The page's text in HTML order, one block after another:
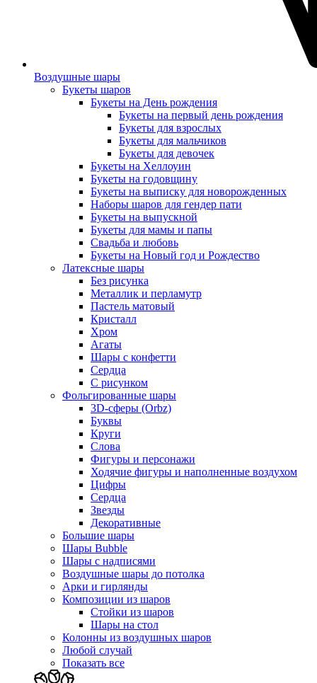
Воздушные шары
Букеты шаров
Букеты на День рождения
Букеты на первый день рождения
Букеты для взрослых
Букеты для мальчиков
Букеты для девочек
Букеты на Хеллоуин
Букеты на годовщину
Букеты на выписку для новорожденных
Наборы шаров для гендер пати
Букеты на выпускной
Букеты для мамы и папы
Свадьба и любовь
Букеты на Новый год и Рождество
Латексные шары
Без рисунка
Металлик и перламутр
Пастель матовый
Кристалл
Хром
Агаты
Шары с конфетти
Сердца
С рисунком
Фольгированные шары
3D-сферы (Orbz)
Буквы
Круги
Слова
Фигуры и персонажи
Ходячие фигуры и наполненные воздухом
Цифры
Сердца
Звезды
Декоративные
Большие шары
Шары Bubble
Шары с надписями
Воздушные шары до потолка
Арки и гирлянды
Композиции из шаров
Стойки из шаров
Шары на стол
Колонны из воздушных шаров
Любой случай
Показать все